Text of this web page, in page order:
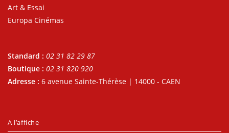
Art & Essai
Europa Cinémas
Standard : 02 31 82 29 87
Boutique : 02 31 820 920
Adresse : 6 avenue Sainte-Thérèse | 14000 - CAEN
A l’affiche